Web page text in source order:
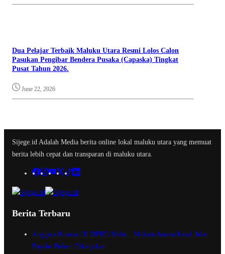
Dua Pelajar Terbaik Maluku Utara Resmi Lolos Calon
Pasukan Pengibar Bendera Pusaka (Capaska) Tingkat
Pusat Tahun 2026.
June 22, 2026
Sijege.id Adalah Media berita online lokal maluku utara yang memuat
berita lebih cepat dan transparan di maluku utara.
Berita Terbaru
Anggota Komisi III DPRD Malut : Muksin Amrin Kesal Jalan
Payahe Belum Dikerjakan